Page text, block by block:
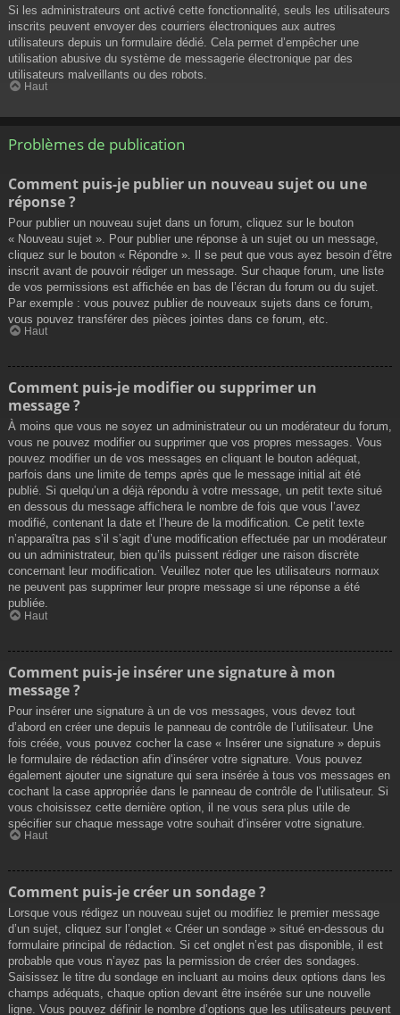
Si les administrateurs ont activé cette fonctionnalité, seuls les utilisateurs
inscrits peuvent envoyer des courriers électroniques aux autres
utilisateurs depuis un formulaire dédié. Cela permet d’empêcher une
utilisation abusive du système de messagerie électronique par des
utilisateurs malveillants ou des robots.
Haut
Problèmes de publication
Comment puis-je publier un nouveau sujet ou une
réponse ?
Pour publier un nouveau sujet dans un forum, cliquez sur le bouton
« Nouveau sujet ». Pour publier une réponse à un sujet ou un message,
cliquez sur le bouton « Répondre ». Il se peut que vous ayez besoin d’être
inscrit avant de pouvoir rédiger un message. Sur chaque forum, une liste
de vos permissions est affichée en bas de l’écran du forum ou du sujet.
Par exemple : vous pouvez publier de nouveaux sujets dans ce forum,
vous pouvez transférer des pièces jointes dans ce forum, etc.
Haut
Comment puis-je modifier ou supprimer un
message ?
À moins que vous ne soyez un administrateur ou un modérateur du forum,
vous ne pouvez modifier ou supprimer que vos propres messages. Vous
pouvez modifier un de vos messages en cliquant le bouton adéquat,
parfois dans une limite de temps après que le message initial ait été
publié. Si quelqu’un a déjà répondu à votre message, un petit texte situé
en dessous du message affichera le nombre de fois que vous l’avez
modifié, contenant la date et l’heure de la modification. Ce petit texte
n’apparaîtra pas s’il s’agit d’une modification effectuée par un modérateur
ou un administrateur, bien qu’ils puissent rédiger une raison discrète
concernant leur modification. Veuillez noter que les utilisateurs normaux
ne peuvent pas supprimer leur propre message si une réponse a été
publiée.
Haut
Comment puis-je insérer une signature à mon
message ?
Pour insérer une signature à un de vos messages, vous devez tout
d’abord en créer une depuis le panneau de contrôle de l’utilisateur. Une
fois créée, vous pouvez cocher la case « Insérer une signature » depuis
le formulaire de rédaction afin d’insérer votre signature. Vous pouvez
également ajouter une signature qui sera insérée à tous vos messages en
cochant la case appropriée dans le panneau de contrôle de l’utilisateur. Si
vous choisissez cette dernière option, il ne vous sera plus utile de
spécifier sur chaque message votre souhait d’insérer votre signature.
Haut
Comment puis-je créer un sondage ?
Lorsque vous rédigez un nouveau sujet ou modifiez le premier message
d’un sujet, cliquez sur l’onglet « Créer un sondage » situé en-dessous du
formulaire principal de rédaction. Si cet onglet n’est pas disponible, il est
probable que vous n’ayez pas la permission de créer des sondages.
Saisissez le titre du sondage en incluant au moins deux options dans les
champs adéquats, chaque option devant être insérée sur une nouvelle
ligne. Vous pouvez définir le nombre d’options que les utilisateurs peuvent